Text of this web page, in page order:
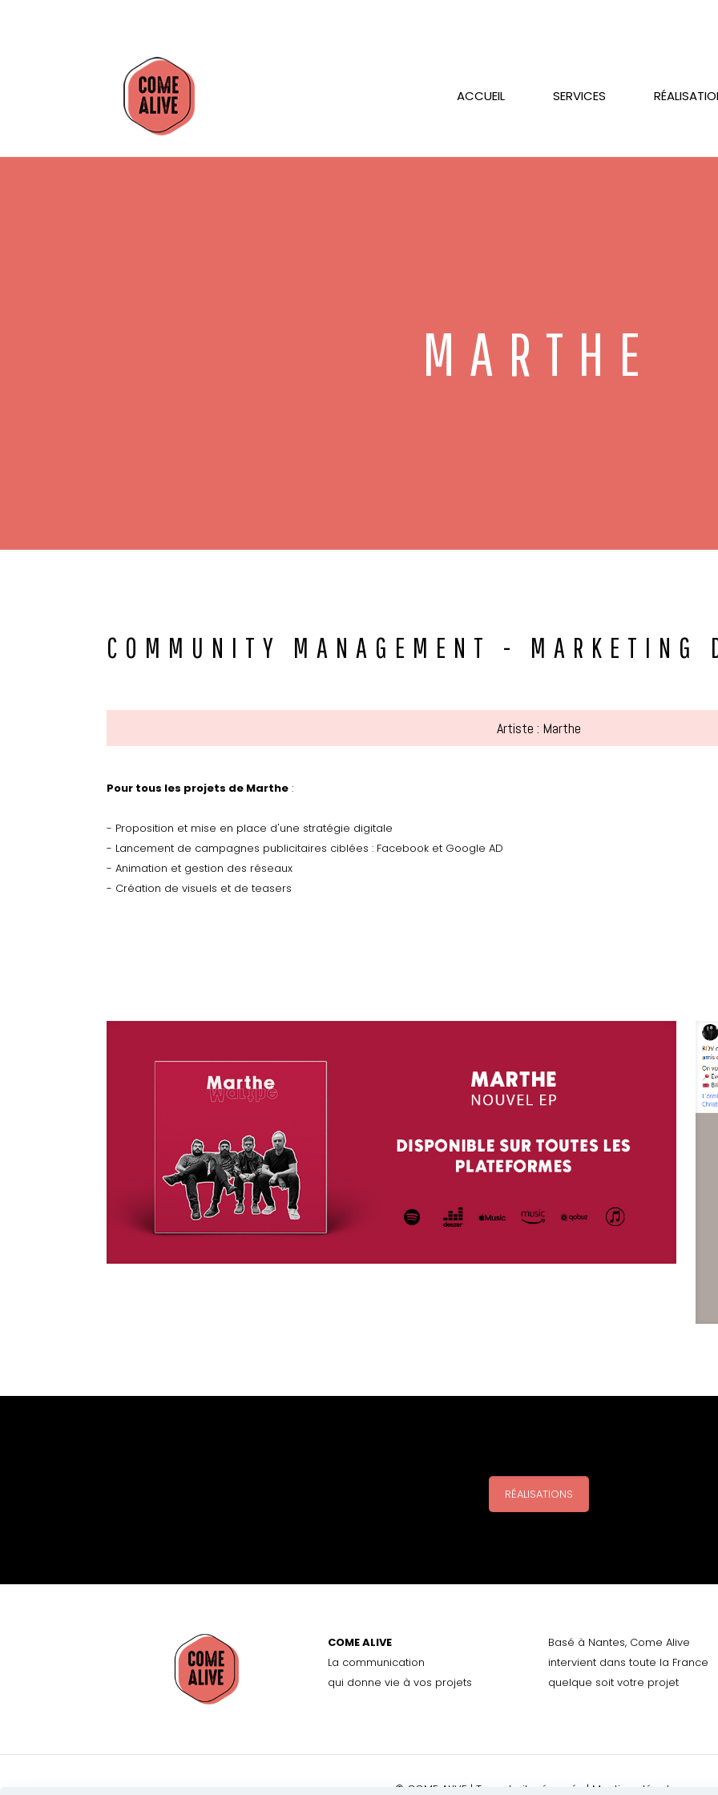
ACCUEIL SERVICES
MARTHE
COMMUNITY MANAGEMENT - MARKETING
Artiste : Marthe
Pour tous les projets de Marthe :
- Proposition et mise en place d'une stratégie digitale
- Lancement de campagnes publicitaires ciblées : Facebook et Google AD
- Animation et gestion des réseaux
- Création de visuels et de teasers
RÉALISATIONS
COME ALIVE
La communication
qui donne vie à vos projets
Basé à Nantes, Come Alive
intervient dans toute la France
quelque soit votre projet
© COME ALIVE | Tous droits réservés | Mentions légales